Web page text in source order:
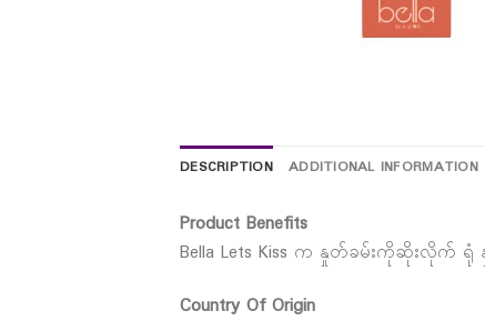
DESCRIPTION ADDITIONAL INFORMATION
Product Benefits
Bella Lets Kiss က နှုတ်ခမ်းကိုဆိုးလိုက်
Country Of Origin